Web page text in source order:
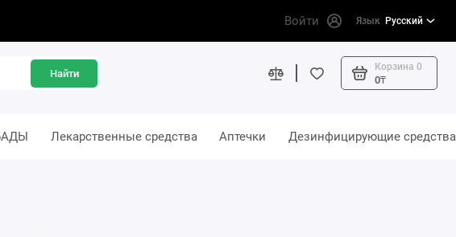
Войти Язык Русский
Найти
Корзина 0
0₸
Лекарственные средства Аптечки Дезинфицирующие средства